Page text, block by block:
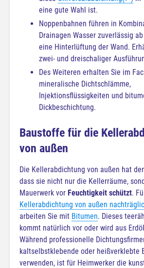
eine gute Wahl ist.
Noppenbahnen führen in
Drainagen Wasser zuverlässig
eine Hinterlüftung der Wand.
zwei- und dreischaliger
Des Weiteren erhalten Sie im
mineralische Dichtschlämme,
Injektionsflüssigkeiten und
Dickbeschichtung.
Baustoffe für die
von außen
Die Kellerabdichtung von außen hat
dass sie nicht nur die Kellerräume,
Mauerwerk vor Feuchtigkeit schützt.
Kellerabdichtung von außen
arbeiten Sie mit Bitumen. Dieses
kommt natürlich vor oder wird aus
Während professionelle
kaltselbstklebende oder heißverklebte
verwenden, ist für Heimwerker die